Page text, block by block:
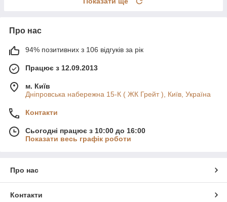
Про нас
94% позитивних з 106 відгуків за рік
Працює з 12.09.2013
м. Київ
Дніпровська набережна 15-К ( ЖК Грейт ), Київ, Україна
Контакти
Сьогодні працює з 10:00 до 16:00
Показати весь графік роботи
Про нас
Контакти